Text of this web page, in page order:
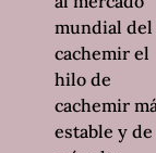
mundial del
cachemir el
hilo de
cachemir
estable y de